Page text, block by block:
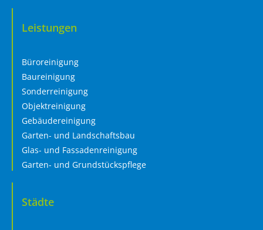
Leistungen
Büroreinigung
Baureinigung
Sonderreinigung
Objektreinigung
Gebäudereinigung
Garten- und Landschaftsbau
Glas- und Fassadenreinigung
Garten- und Grundstückspflege
Städte